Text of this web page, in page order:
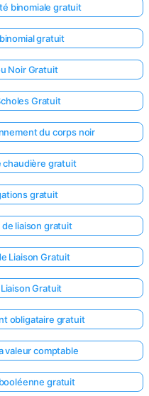
binomiale gratuit
gratuit
Noir Gratuit
Gratuit
du corps noir
chaudière gratuit
gratuit
liaison gratuit
Liaison Gratuit
Gratuit
obligataire gratuit
valeur comptable
gratuit